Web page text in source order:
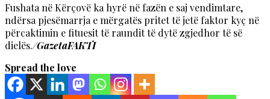
Fushata në Kërçovë ka hyrë në fazën e saj vendimtare,
ndërsa pjesëmarrja e mërgatës pritet të jetë faktor kyç në
përcaktimin e fituesit të raundit të dytë zgjedhor të së
dielës./GazetaFAKTI
Spread the love